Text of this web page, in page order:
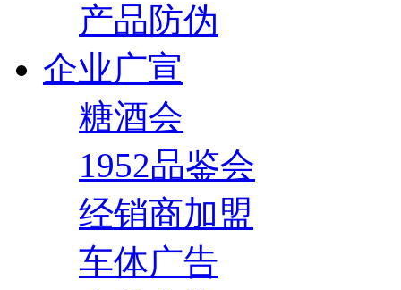
产品防伪
企业广宣
糖酒会
1952品鉴会
经销商加盟
车体广告